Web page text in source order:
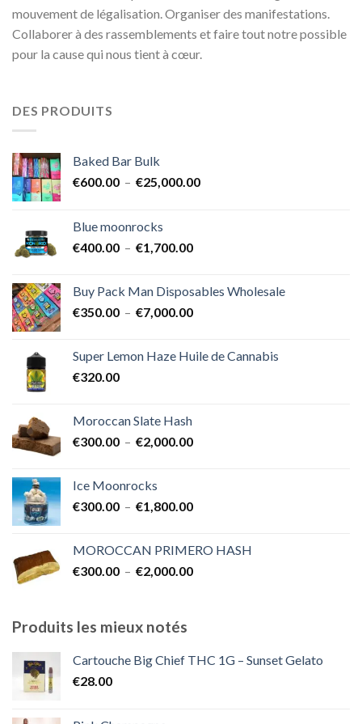
mouvement de légalisation. Organiser des manifestations.
Collaborer à des rassemblements et faire tout notre possible
pour la cause qui nous tient à cœur.
DES PRODUITS
Baked Bar Bulk
€600.00 – €25,000.00Plage
Blue moonrocks
€400.00 – €1,700.00Plage
€400.00
à
Buy Pack Man Disposables Wholesale
€350.00 – €7,000.00Plage
€350.00
Super Lemon Haze Huile de Cannabis
€320.00
Moroccan Slate Hash
€300.00 – €2,000.00Plage
à
Ice Moonrocks
€300.00 – €1,800.00Plage
€300.00
à
MOROCCAN PRIMERO HASH
€300.00 – €2,000.00Plage
€2,000.00
Produits les mieux notés
Cartouche Big Chief THC 1G – Sunset Gelato
€28.00